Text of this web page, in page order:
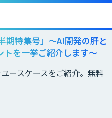
期特集号」～AI開発の肝と
トを一挙ご紹介します～
ースケースをご紹介。無料